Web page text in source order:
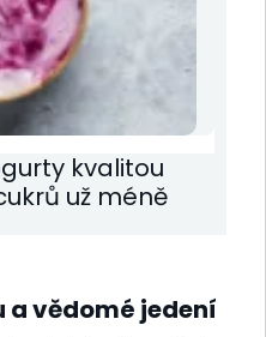
kvalitou
už méně
a vědomé jedení